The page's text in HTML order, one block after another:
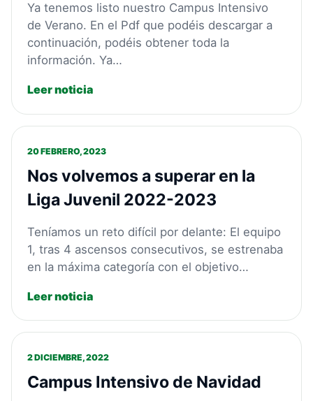
Ya tenemos listo nuestro Campus Intensivo
de Verano. En el Pdf que podéis descargar a
continuación, podéis obtener toda la
información. Ya…
Leer noticia
20 FEBRERO, 2023
Nos volvemos a superar en la
Liga Juvenil 2022-2023
Teníamos un reto difícil por delante: El equipo
1, tras 4 ascensos consecutivos, se estrenaba
en la máxima categoría con el objetivo…
Leer noticia
2 DICIEMBRE, 2022
Campus Intensivo de Navidad